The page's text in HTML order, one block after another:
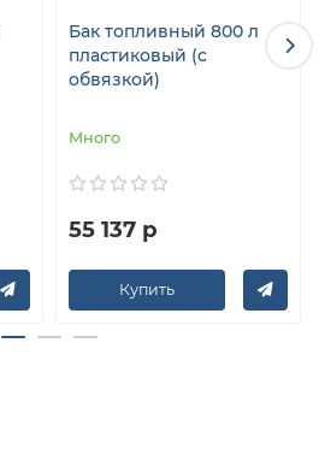
Бак топливный 800 л
пластиковый (с
обвязкой)
Много
55 137 р
Купить